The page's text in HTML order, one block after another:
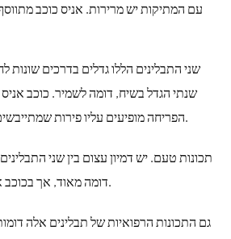
עם המתיקות יש מרירות. אניס כוכב
שני התבלינים הללו גדלים בדרכים שונות
שנתי הגדל בשיח, דומה לשמיר. כוכב
הפריחה מופיעים עליו פירות שמתייבשים ומשמשים כתבלין.
תכונות טעם. יש דמיון עצום בין שני
דומה מאוד, אך בכוכב אניס הוא בולט יותר.
גם התכונות הרפואיות של תבלינים אלה